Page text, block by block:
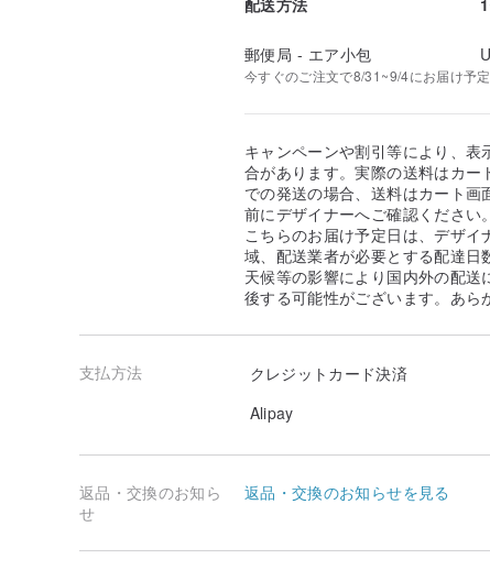
郵便局 - エア小包
今すぐのご注文で8/31~9/4にお届け予
キャンペーンや割引等により、
合があります。実際の送料はカ
での発送の場合、送料はカート
前にデザイナーへご確認ください。
こちらのお届け予定日は、デザ
域、配送業者が必要とする配達
天候等の影響により国内外の配
後する可能性がございます。あら
支払方法
クレジットカード決済
Alipay
返品・交換のお知ら
せ
返品・交換のお知らせを見る